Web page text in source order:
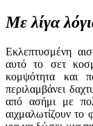
Με λίγα
Εκλεπτυσμένη
αυτό το σετ
κομψότητα και
περιλαμβάνει
από ασήμι με
αιχμαλωτίζουν το